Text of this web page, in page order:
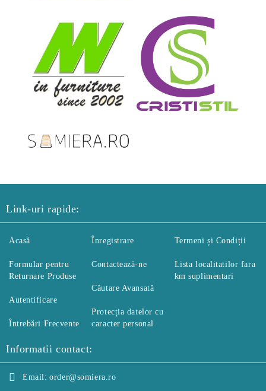
Link-uri rapide:
Acasă
Formular pentru
Returnare Produse
Autentificare
Întrebări Frecvente
Înregistrare
Contactează-ne
Căutare Avansată
Protecția datelor cu
caracter personal
Termeni și Condiții
Lista localitatilor fara
km suplimentari
Informatii contact:
Email: order@somiera.ro